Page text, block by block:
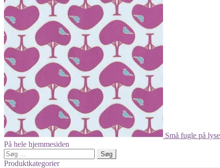
Mulighederne
kan
vælges
varesiden
Små fugle på
På hele hjemmesiden
Søg
efter:
Produktkategorier